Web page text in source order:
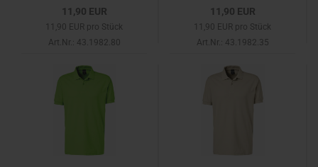
11,90 EUR
11,90 EUR pro Stück
Art.Nr.: 43.1982.80
11,90 EUR
11,90 EUR pro Stück
Art.Nr.: 43.1982.35